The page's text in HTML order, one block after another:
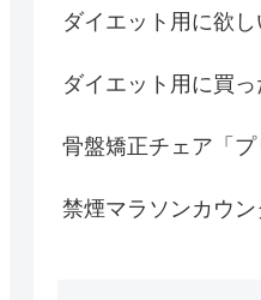
ダイエット用に欲
ダイエット用に買
骨盤矯正チェア「プ
禁煙マラソンカウン